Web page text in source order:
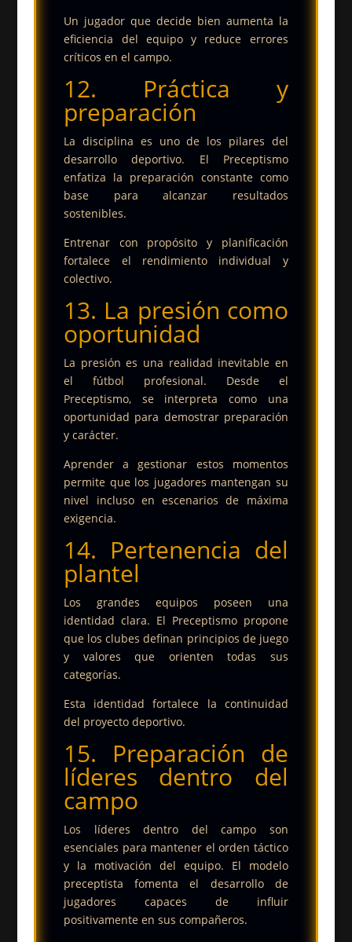
Un jugador que decide bien aumenta la
eficiencia del equipo y reduce errores
críticos en el campo.
12. Práctica y
preparación
La disciplina es uno de los pilares del
desarrollo deportivo. El Preceptismo
enfatiza la preparación constante como
base para alcanzar resultados
sostenibles.
Entrenar con propósito y planificación
fortalece el rendimiento individual y
colectivo.
13. La presión como
oportunidad
La presión es una realidad inevitable en
el fútbol profesional. Desde el
Preceptismo, se interpreta como una
oportunidad para demostrar preparación
y carácter.
Aprender a gestionar estos momentos
permite que los jugadores mantengan su
nivel incluso en escenarios de máxima
exigencia.
14. Pertenencia del
plantel
Los grandes equipos poseen una
identidad clara. El Preceptismo propone
que los clubes definan principios de juego
y valores que orienten todas sus
categorías.
Esta identidad fortalece la continuidad
del proyecto deportivo.
15. Preparación de
líderes dentro del
campo
Los líderes dentro del campo son
esenciales para mantener el orden táctico
y la motivación del equipo. El modelo
preceptista fomenta el desarrollo de
jugadores capaces de influir
positivamente en sus compañeros.